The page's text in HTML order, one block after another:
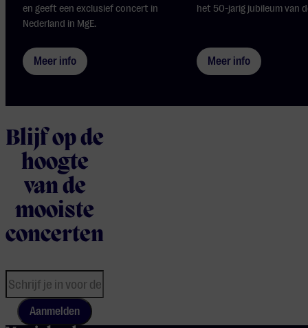
en geeft een exclusief concert in
Nederland in MgE.
Meer info
het 50-jarig jubileum van
Meer info
Blijf op de
hoogte
van de
mooiste
concerten
Aanmelden